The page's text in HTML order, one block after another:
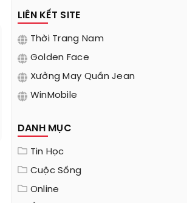
LIÊN KẾT SITE
Thời Trang Nam
Golden Face
Xưởng May Quần Jean
WinMobile
DANH MỤC
Tin Học
Cuộc Sống
Online